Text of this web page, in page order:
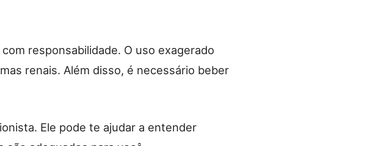
responsabilidade. O uso exagerado
renais. Além disso, é necessário beber
Ele pode te ajudar a entender